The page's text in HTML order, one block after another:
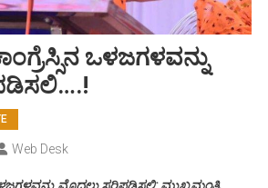
ಒಳಜಗಳವನ್ನು
Web Desk
ಮೊದಲು ಸರಿಪಡಿಸಲಿ: ಮುಖ್ಯಮಂತ್ರಿ